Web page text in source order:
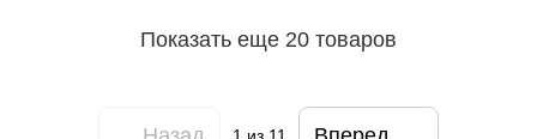
Показать еще 20 товаров